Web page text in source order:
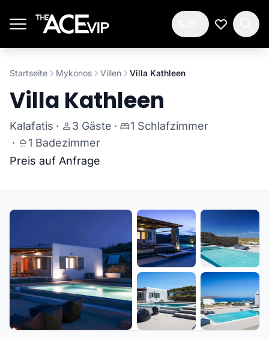
Meine
Startseite Mykonos Villen Villa Kathleen
Villa Kathleen
Kalafatis · 3 Gäste ·
1 Schlafzimmer
·
1 Badezimmer
Preis auf Anfrage